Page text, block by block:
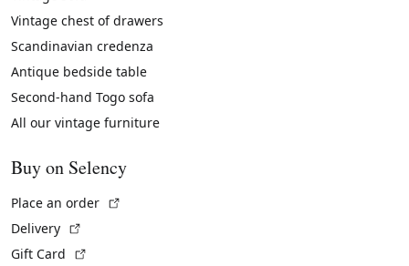
Vintage chest of drawers
Scandinavian credenza
Antique bedside table
Second-hand Togo sofa
All our vintage furniture
Buy on Selency
Place an order
Delivery
Gift Card